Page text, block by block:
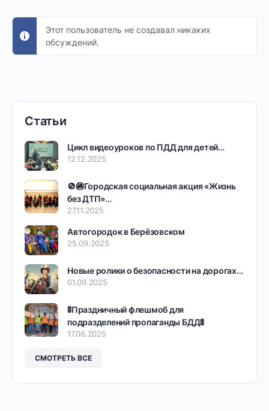
Этот пользователь не создавал никаких
обсуждений.
Статьи
Цикл видеоуроков по ПДД для детей…
12.12.2025
🚫🚳Городская социальная акция «Жизнь
без ДТП»…
27.11.2025
Автогородок в Берёзовском
25.09.2025
Новые ролики о безопасности на дорогах…
01.09.2025
🚦Праздничный флешмоб для
подразделений пропаганды БДД🚦
17.06.2025
СМОТРЕТЬ ВСЕ